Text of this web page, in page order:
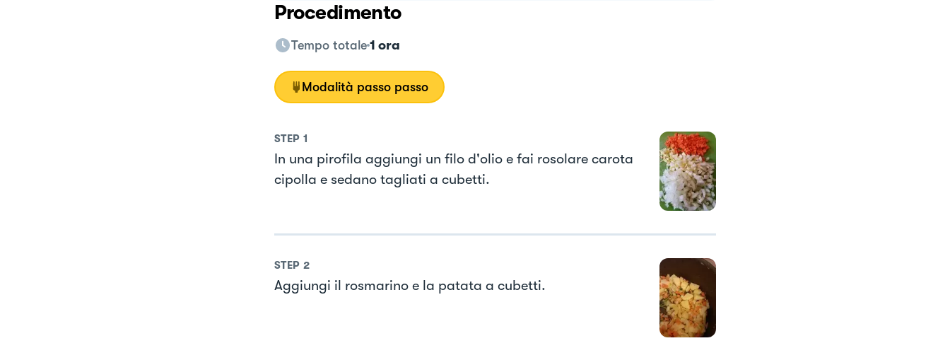
Procedimento
Tempo totale 1 ora
Modalità passo passo
STEP 1
In una pirofila aggiungi un filo d'olio e fai rosolare carota
cipolla e sedano tagliati a cubetti.
STEP 2
Aggiungi il rosmarino e la patata a cubetti.